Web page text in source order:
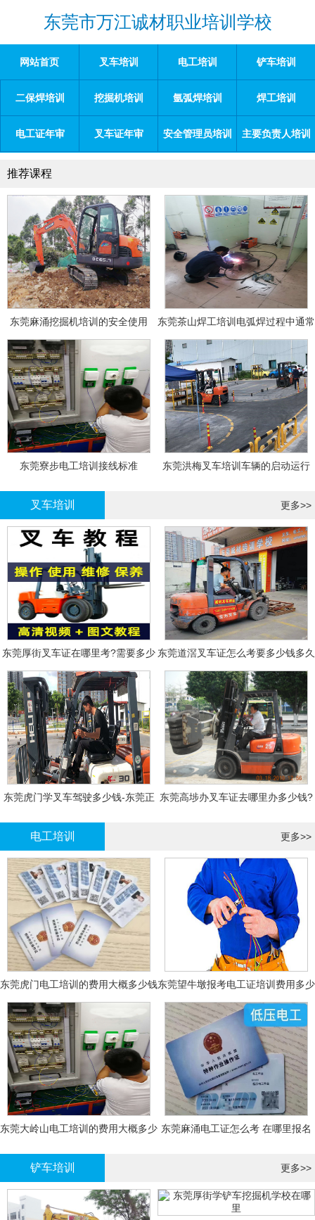
东莞市万江诚材职业培训学校
网站首页 叉车培训 电工培训 铲车培训
二保焊培训 挖掘机培训 氩弧焊培训 焊工培训
电工证年审 叉车证年审 安全管理员培训 主要负责人培训
推荐课程
东莞麻涌挖掘机培训的安全使用
东莞茶山焊工培训电弧焊过程中通常
会采取以下措施
东莞寮步电工培训接线标准 东莞洪梅叉车培训车辆的启动运行
叉车培训 更多>>
东莞厚街叉车证在哪里考?需要多少
钱?
东莞道滘叉车证怎么考要多少钱多久
拿证
东莞虎门学叉车驾驶多少钱-东莞正 东莞高埗办叉车证去哪里办多少钱?
电工培训 更多>>
东莞虎门电工培训的费用大概多少钱东莞望牛墩报考电工证培训费用多少
钱
东莞大岭山电工培训的费用大概多少 东莞麻涌电工证怎么考 在哪里报名
铲车培训 更多>>